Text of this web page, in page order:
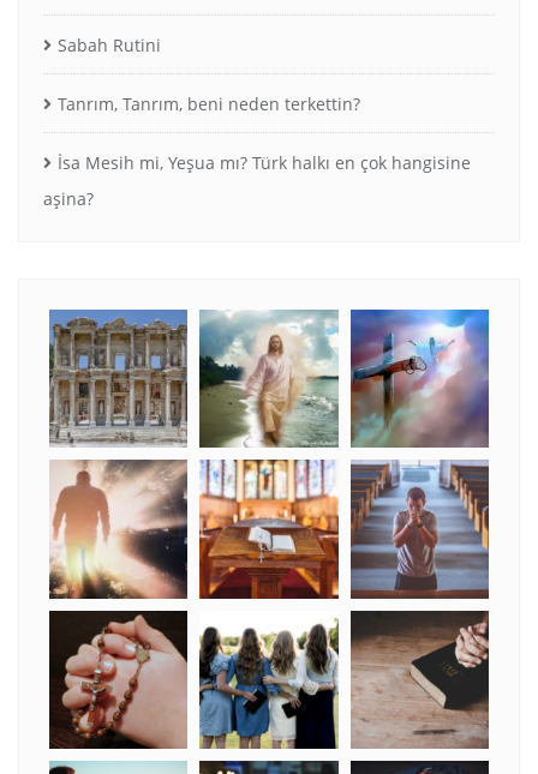
Sabah Rutini
Tanrım, Tanrım, beni neden terkettin?
İsa Mesih mi, Yeşua mı? Türk halkı en çok hangisine
aşina?